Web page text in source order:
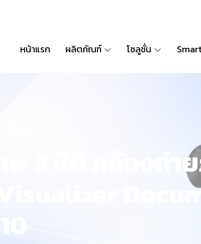
หน้าแรก ผลิตภัณฑ์ โซลูชั่น
าพ 3 มิติ กล้องถ่า
Visualizer